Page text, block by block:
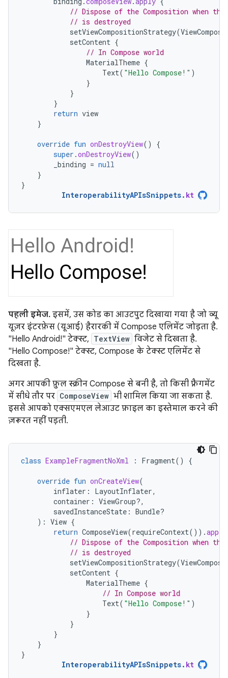
// Dispose of the Composition when
// is destroyed
setViewCompositionStrategy(
setContent {
// In Compose world
MaterialTheme {
Text( "Hello Compose!" )
}
}
}
return view
}
override fun onDestroyView()
{
super .onDestroyView()
_binding = null
}
}
InteroperabilityAPIsSnippets. kt
पहली इमेज. इसमें, उस कोड का आउटपुट दिखाया गया है जो व्यू
यूज़र इंटरफ़ेस (यूआई) हैरारकी में Compose एलिमेंट जोड़ता है.
"Hello Android!" टेक्स्ट, TextView विजेट से दिखता है.
"Hello Compose!" टेक्स्ट, Compose के टेक्स्ट एलिमेंट से
दिखता है.
अगर आपकी फ़ुल स्क्रीन Compose से बनी है, तो किसी फ़्रैगमेंट
में सीधे तौर पर ComposeView भी शामिल किया जा सकता है.
इससे आपको एक्सएमएल लेआउट फ़ाइल का इस्तेमाल करने की
ज़रूरत नहीं पड़ती.
class ExampleFragmentNoXml : Fragment() {
override fun onCreateView(
inflater : LayoutInflater,
container : ViewGroup?,
savedInstanceState : Bundle?
): View {
return ComposeView(requireContext()).apply
// Dispose of the Composition when
// is destroyed
setViewCompositionStrategy(
setContent {
MaterialTheme {
// In Compose world
Text( "Hello Compose!" )
}
}
}
}
}
InteroperabilityAPIsSnippets. kt